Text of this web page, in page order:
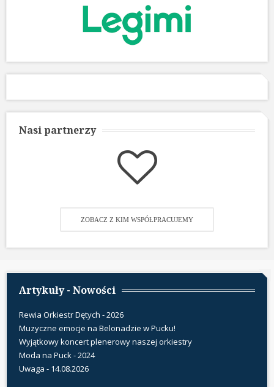
Nasi partnerzy
ZOBACZ Z KIM WSPÓŁPRACUJEMY
Artykuły - Nowości
Rewia Orkiestr Dętych - 2026
Muzyczne emocje na Belonadzie w Pucku!
Wyjątkowy koncert plenerowy naszej orkiestry
Moda na Puck - 2024
Uwaga - 14.08.2026